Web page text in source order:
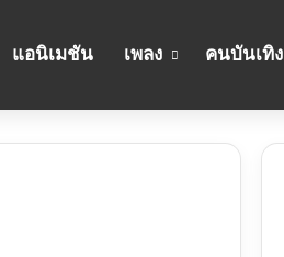
แอนิเมชัน เพลง คนบันเทิง